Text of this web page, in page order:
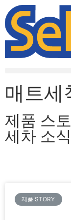
매트세
제품 스
세차 소식
제품 STORY